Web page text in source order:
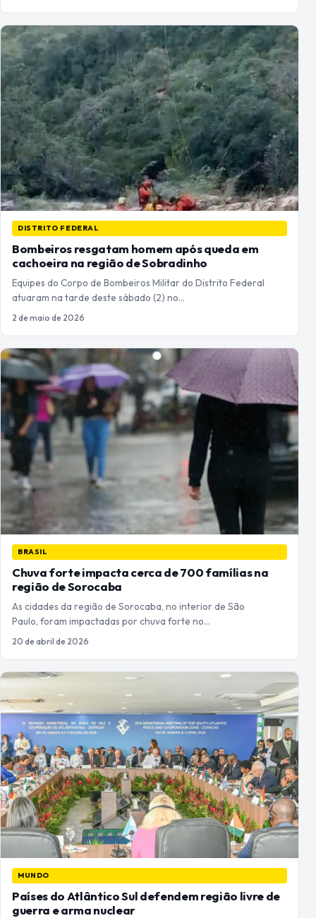
DISTRITO FEDERAL
Bombeiros resgatam homem após queda em
cachoeira na região de Sobradinho
Equipes do Corpo de Bombeiros Militar do Distrito Federal
atuaram na tarde deste sábado (2) no…
2 de maio de 2026
BRASIL
Chuva forte impacta cerca de 700 famílias na
região de Sorocaba
As cidades da região de Sorocaba, no interior de São
Paulo, foram impactadas por chuva forte no…
20 de abril de 2026
MUNDO
Países do Atlântico Sul defendem região livre de
guerra e arma nuclear